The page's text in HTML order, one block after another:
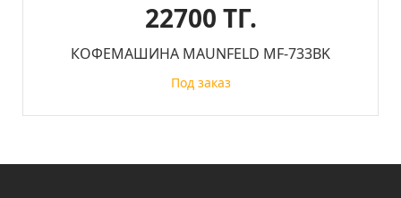
22700 ТГ.
КОФЕМАШИНА MAUNFELD MF-733BK
Под заказ